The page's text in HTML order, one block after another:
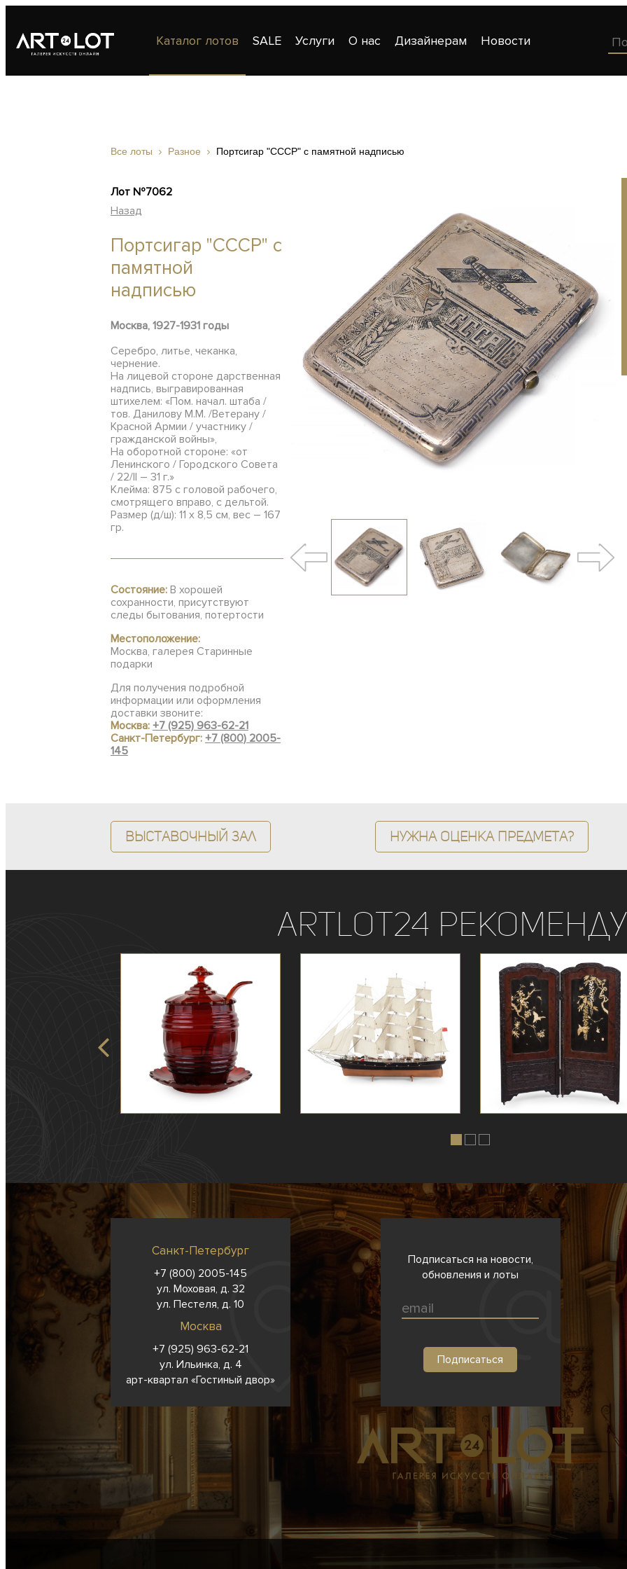
Каталог лотов SALE Услуги О нас Дизайнерам Новости
Все лоты Разное Портсигар "СССР" с памятной надписью
Лот №7062
Назад
Портсигар "СССР" с
памятной
надписью
Москва, 1927-1931 годы
Серебро, литье, чеканка,
чернение.
На лицевой стороне дарственная
надпись, выгравированная
штихелем: «Пом. начал. штаба /
тов. Данилову М.М. /Ветерану /
Красной Армии / участнику /
гражданской войны»,
На оборотной стороне: «от
Ленинского / Городского Совета
/ 22/II – 31 г.»
Клейма: 875 с головой рабочего,
смотрящего вправо, с дельтой.
Размер (д/ш): 11 х 8,5 см, вес – 167
гр.
Состояние: В хорошей
сохранности, присутствуют
следы бытования, потертости
Местоположение:
Москва, галерея Старинные
подарки
Для получения подробной
информации или оформления
доставки звоните:
Москва: +7 (925) 963-62-21
Санкт-Петербург: +7 (800) 2005-
145
Выставочный зал Нужна оценка предмета?
ArtLot24
Санкт-Петербург
+7 (800) 2005-145
ул. Моховая, д. 32
ул. Пестеля, д. 10
Москва
+7 (925) 963-62-21
ул. Ильинка, д. 4
арт-квартал «Гостиный двор»
Подписаться на новости,
обновления и лоты